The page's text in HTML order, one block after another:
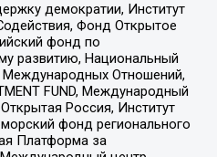
демократии, Институт
Фонд Открытое
фонд по
развитию, Национальный
Международных Отношений,
FUND, Международный
Россия, Институт
фонд регионального
Платформа за